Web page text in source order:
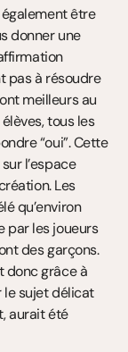
être
donner une
pas à résoudre
meilleurs au
tous les
“oui”. Cette
l’espace
Les
qu’environ
par les joueurs
des garçons.
donc grâce à
le sujet délicat
aurait été